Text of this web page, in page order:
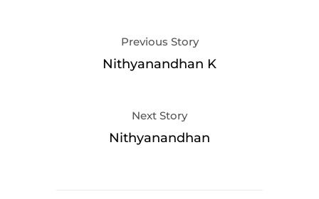
Previous Story
Nithyanandhan K
Next Story
Nithyanandhan